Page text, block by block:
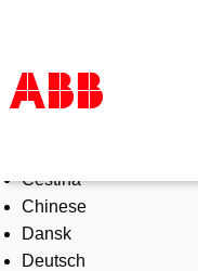
Products & Solutions
Industries
Services
About us
Čeština
Chinese
Dansk
Deutsch